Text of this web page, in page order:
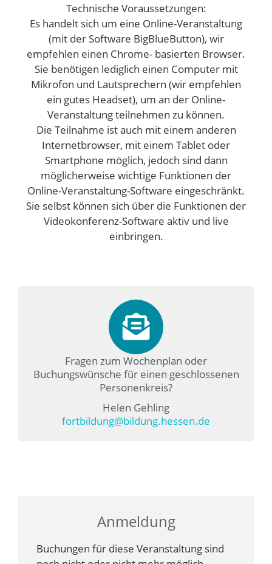
Technische Voraussetzungen:
Es handelt sich um eine Online-Veranstaltung
(mit der Software BigBlueButton), wir
empfehlen einen Chrome- basierten Browser.
Sie benötigen lediglich einen Computer mit
Mikrofon und Lautsprechern (wir empfehlen
ein gutes Headset), um an der Online-
Veranstaltung teilnehmen zu können.
Die Teilnahme ist auch mit einem anderen
Internetbrowser, mit einem Tablet oder
Smartphone möglich, jedoch sind dann
möglicherweise wichtige Funktionen der
Online-Veranstaltung-Software eingeschränkt.
Sie selbst können sich über die Funktionen der
Videokonferenz-Software aktiv und live
einbringen.
Fragen zum Wochenplan oder
Buchungswünsche für einen geschlossenen
Personenkreis?
Helen Gehling
fortbildung@bildung.hessen.de
Anmeldung
Buchungen für diese Veranstaltung sind